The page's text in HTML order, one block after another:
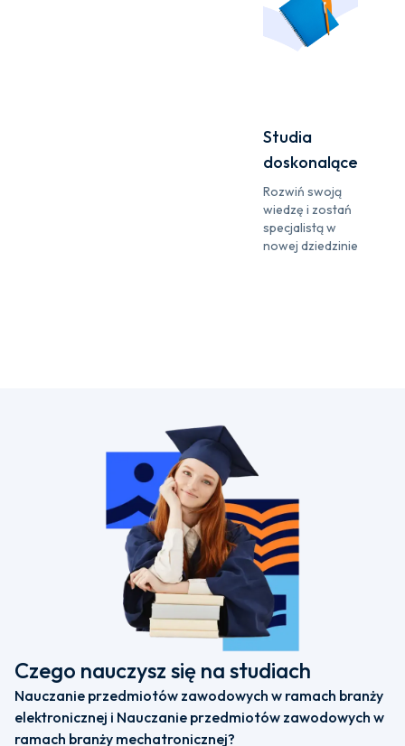
Studia
doskonalące
Rozwiń swoją
wiedzę i zostań
specjalistą w
nowej dziedzinie
Czego nauczysz się na studiach
Nauczanie przedmiotów zawodowych w ramach branży
elektronicznej i Nauczanie przedmiotów zawodowych w
ramach branży mechatronicznej?